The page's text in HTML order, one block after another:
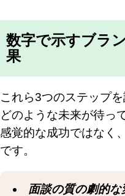
数字で示すブラ
果
これら3つのステップ
どのような未来が待っ
感覚的な成功ではなく、
です。
面談の質の劇的な